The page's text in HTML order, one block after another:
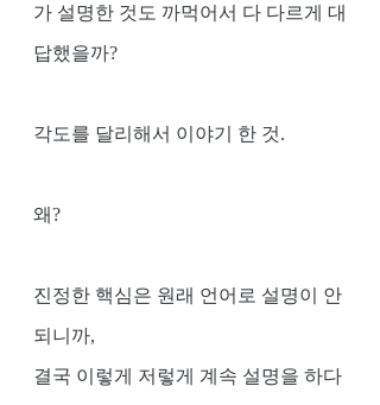
가 설명한 것도 까먹어서 다 다르게 대
답했을까?
각도를 달리해서 이야기 한 것.
왜?
진정한 핵심은 원래 언어로 설명이 안
되니까,
결국 이렇게 저렇게 계속 설명을 하다